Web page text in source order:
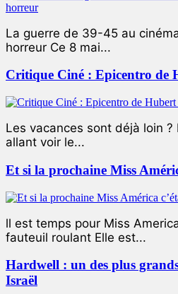
La guerre de 39-45 au
horreur Ce 8 mai...
Critique Ciné : Epicentro de
Les vacances sont déjà loin
allant voir le...
Et si la prochaine Miss
ll est temps pour Miss
fauteuil roulant Elle est...
Hardwell : un des plus
Israël